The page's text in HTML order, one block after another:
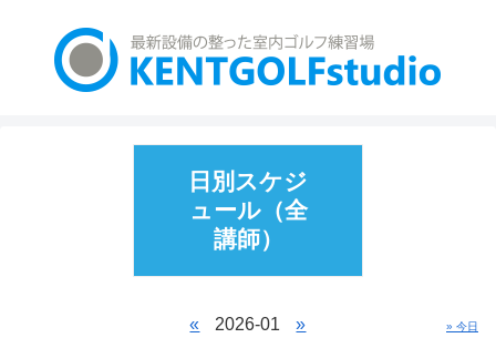
日別スケジ
ュール（全
講師）
« 2026-01 » » 今日